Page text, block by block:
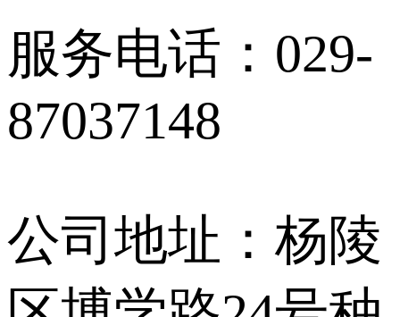
服务电话：029-
87037148
公司地址：杨陵